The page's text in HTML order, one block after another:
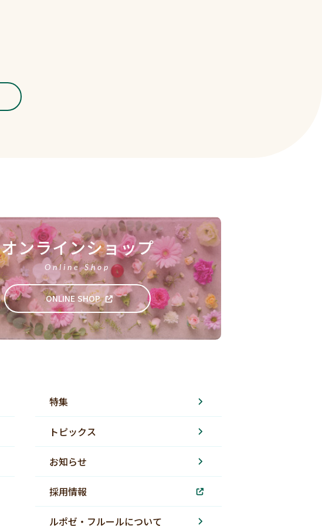
オンラインショップ
Online Shop
ONLINE SHOP
特集
トピックス
お知らせ
採用情報
ルポゼ・フルールについて